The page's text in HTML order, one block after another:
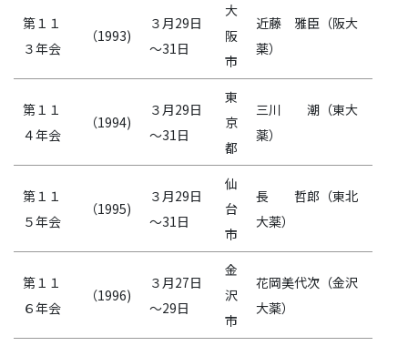
第１１
３年会
（1993)
３月29日
～31日
大
阪
市
近藤 雅臣（阪大
薬）
第１１
４年会
（1994)
３月29日
～31日
東
京
都
三川 潮（東大
薬）
第１１
５年会
（1995)
３月29日
～31日
仙
台
市
長 哲郎（東北
大薬）
第１１
６年会
（1996)
３月27日
～29日
金
沢
市
花岡美代次（金沢
大薬）